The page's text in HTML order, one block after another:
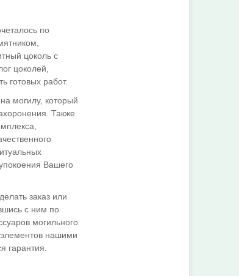
по
цоколь с
цоколей,
готовых работ.
могилу, который
Также
Вашего
заказ или
с ним по
могильного
нашими
гарантия.